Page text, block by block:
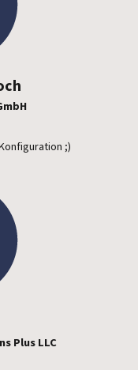
;)
Plus LLC